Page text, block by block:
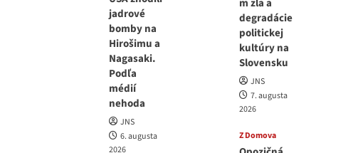
jadrové
bomby na
Hirošimu a
Nagasaki.
Podľa
médií
nehoda
JNS
6. augusta
2026
m zla a
degradácie
politickej
kultúry na
Slovensku
JNS
7. augusta
2026
Z Domova